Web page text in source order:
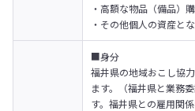
・高額な物品（備品）
・その他個人の資産と
■身分
福井県の地域おこし協
ます。（福井県と業務
す。福井県との雇用関係